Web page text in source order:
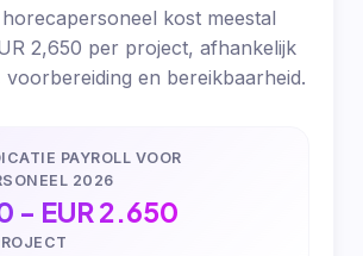
kost meestal
2,650 per project, afhankelijk
en bereikbaarheid.
PAYROLL VOOR
2026
- EUR 2.650